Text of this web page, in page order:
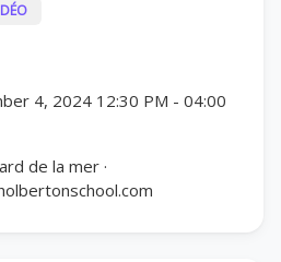
4, 2024 12:30 PM -04:00
de la mer ·